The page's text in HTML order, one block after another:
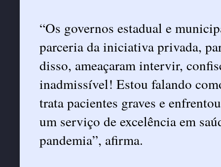
“Os governos estadual e
parceria da iniciativa privada,
disso, ameaçaram intervir,
inadmissível! Estou falando
trata pacientes graves e
um serviço de excelência em
pandemia”, afirma.